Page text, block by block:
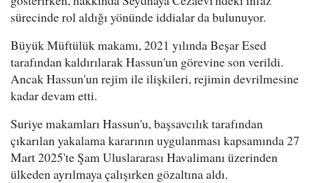
sürecinde rol aldığı yönünde iddialar da bulunuyor.
Büyük Müftülük makamı, 2021 yılında Beşar Esed
tarafından kaldırılarak Hassun'un görevine son verildi.
Ancak Hassun'un rejim ile ilişkileri, rejimin devrilmesine
kadar devam etti.
Suriye makamları Hassun'u, başsavcılık tarafından
çıkarılan yakalama kararının uygulanması kapsamında 27
Mart 2025'te Şam Uluslararası Havalimanı üzerinden
ülkeden ayrılmaya çalışırken gözaltına aldı.